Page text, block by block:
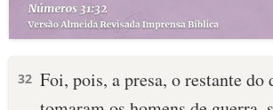
32 Foi, pois, a presa, o restante do